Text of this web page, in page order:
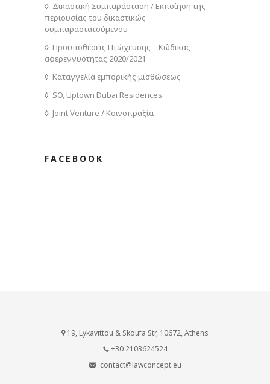
Δικαστική Συμπαράσταση / Εκποίηση της
περιουσίας του δικαστικώς
συμπαραστατούμενου
Προυποθέσεις Πτώχευσης – Κώδικας
αφερεγγυότητας 2020/2021
Καταγγελία εμπορικής μισθώσεως
SO, Uptown Dubai Residences
Joint Venture / Κοινοπραξία
FACEBOOK
19, Lykavittou & Skoufa Str, 10672, Athens
+30 2103624524
contact@lawconcept.eu